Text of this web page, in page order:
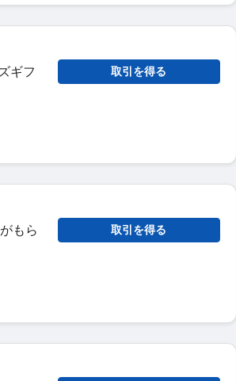
ギフ
取引を得る
もら
取引を得る